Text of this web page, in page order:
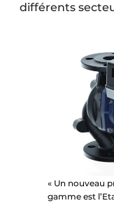
différents
« Un nouveau
gamme est